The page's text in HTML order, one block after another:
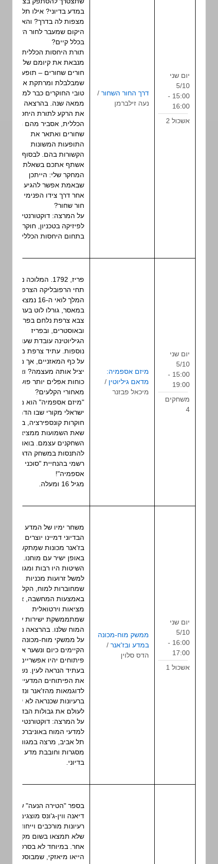
דרך החור השחור/
נעה זילברמן
במדע בדיוני? אילו תלאות
מצפות לה בדרך? והאם
היקום שמעבר לחור השחור
בכלל קיים?
תורת היחסות הכללית
מנבאת את קיומם של
חורים שחורים – תופעה
שמבלבלת ומרתקת את
טובי החוקרים כבר למעלה
ממאה שנה. בהרצאה אציג
את הרקע לתורת היחסות
הכללית, אסביר מהם חורים
שחורים ואתאר את
התופעות המשונות
הקשורות בהם. לבסוף
אשתף אתכם בשאלת
המחקר שלי: הייתכן
שבאמת אפשר להגיע ליקום
אחר דרך צידו הפנימי של
חור שחור?
על המרצה: דוקטורנטית
לפיזיקה בטכניון, חוקרת
בתחום היחסות הכללית.
משחקים
מיזם אספמיה:
מדאם גיליוטין/
מיכאל פבזנר
פריז, 1792. המלוכה נפלה,
תחי הרפובליקה הצרפתית!
המלך לואי ה-16 נמצא
במאסר, גורלו לוט בערפל;
צבא צרפת נלחם בפרוסים
ובאוסטרים, ובפריז
הגיליוטינה עובדת שעות
נוספות. עתיד צרפת מוטל
על כף המאזניים, אך מי
יציל אותה מעצמה? ואולי
כוחות אפלים יותר פועלים
מאחורי הקלעים?
"מיזם אספמיה" הוא משחק
ישראלי מקורי שבו הדמויות
חוקרות קונספירציה, בשעה
שאת השמועות ממציאים
השחקנים עצמם. בואו
להתנסות במשחק הדגמה
רשמי בהנחיית "סוכני
אספמיה"!
ממשק מוח-מכונה
במדע ובז'אנר/
הדס סלוין
משחר ימיו של המדע
הבדיוני דמיינו יוצרים
בז'אנר מכונות שמְתקשרות
באופן ישיר עם מוחנו.
השיטות היו רבות ומגוונות:
למשל זרועות מכניות
שמחוברות למוח, הקלדה
באמצעות המחשבה, או
מציאות וירטואלית
שמתממשקת ישירות עם
המוח שלנו. בהרצאה נלמד
על ממשקי מוח-מכונה
הקיימים כיום ונשער אילו
פיתוחים יהיו אפשריים
בעתיד הנראה לעין. נשווה
את הפיתוחים המדעיים
לדוגמאות מהז'אנר ונדון
ברעיונות שכנראה לא יחצו
לעולם את גבולות הבדיון.
על המרצה: דוקטורנטית
למדעי המוח באוניברסיטת
תל אביב, מרצה במגוון
מסגרות וחובבת מדע
בספר "הטירה הנעה" של
דיאנה ווין-ג'ונס מוצגים
רעיונות מורכבים וייחודיים
שלא תמצאו בשום מקום
אחר. במיוחד לא בסרט של
הייאו מיאזקי, שמבוסס על